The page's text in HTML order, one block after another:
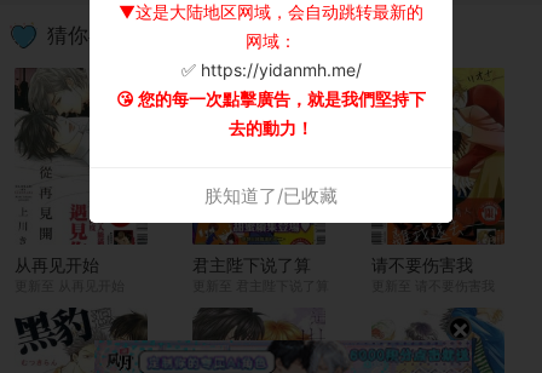
猜你喜欢
从再见开始 君主陛下说了算 请不要伤害我
▼这是大陆地区网域，会自动跳转最新的
网域：
✅ https://yidanmh.me/
😘 您的每一次點擊廣告，就是我們堅持下
去的動力！
朕知道了/已收藏
×